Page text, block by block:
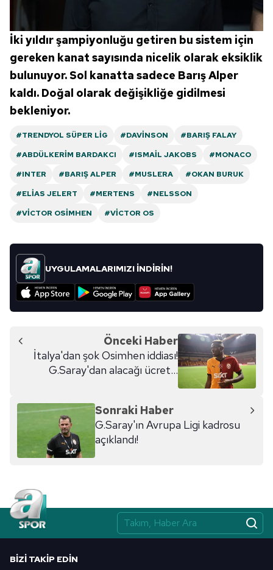
İki yıldır şampiyonluğu getiren bu sistem için
gereken kanat sayısında nicelik olarak eksiklik
bulunuyor. Sol kanatta sadece Barış Alper
kaldı. Doğal olarak değişikliğe gidilmesi
bekleniyor.
#TRENDYOL SÜPER LIG #DAVINSON
#BARIŞ FALAY
#ABDÜLKERIM BARDAKCI
#ISMAIL JAKOBS
#MONACO
#INTER
#BARIŞ ALPER #MUSLERA
#OKAN BURUK
#ELIAS JELERT
#MERTENS
#NELSSON
#VICTOR OSIMHEN
#VICTOR OS
UYGULAMALARIMIZI İNDİRİN!
Önceki Haber
İtalya'dan şok Osimhen iddiası!
G.Saray'dan alacağı ücret...
Sonraki Haber
G.Saray'ın Avrupa Ligi kadrosu
açıklandı!
BIZI TAKIP EDIN